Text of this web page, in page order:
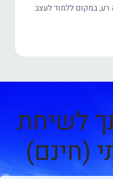
במקום ללמוד לעצב
לשיחת
(חינם)